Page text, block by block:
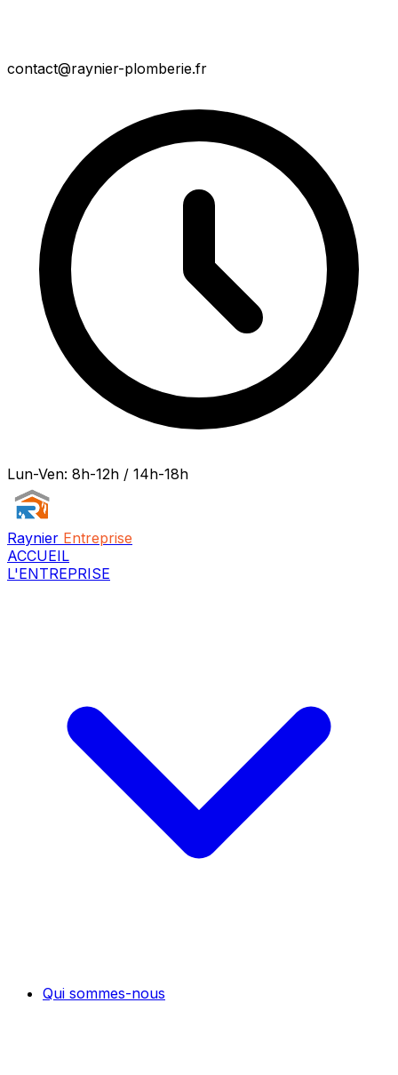
contact@raynier-plomberie.fr
Lun-Ven: 8h-12h / 14h-18h
Raynier Entreprise
ACCUEIL
L'ENTREPRISE
Qui sommes-nous